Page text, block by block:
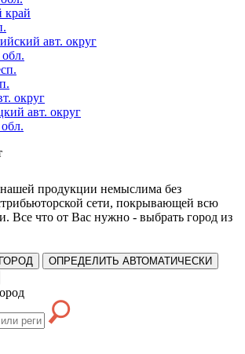
край
авт. округ
округ
авт. округ
продукции немыслима без
сети, покрывающей всю
Все что от Вас нужно - выбрать город из
ОПРЕДЕЛИТЬ АВТОМАТИЧЕСКИ